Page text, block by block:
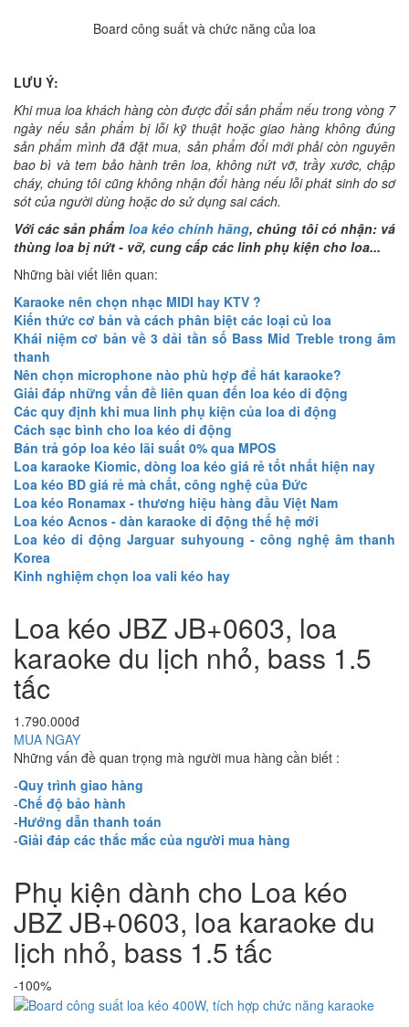
Board công suất và chức năng của loa
LƯU Ý:
Khi mua loa khách hàng còn được đổi sản phẩm nếu trong vòng 7
ngày nếu sản phẩm bị lỗi kỹ thuật hoặc giao hàng không đúng
sản phẩm mình đã đặt mua, sản phẩm đổi mới phải còn nguyên
bao bì và tem bảo hành trên loa, không nứt vỡ, trầy xước, chập
cháy, chúng tôi cũng không nhận đổi hàng nếu lỗi phát sinh do sơ
sót của người dùng hoặc do sử dụng sai cách.
Với các sản phẩm loa kéo chính hãng, chúng tôi có nhận: vá
thùng loa bị nứt - vỡ, cung cấp các linh phụ kiện cho loa...
Những bài viết liên quan:
Karaoke nên chọn nhạc MIDI hay KTV ?
Kiến thức cơ bản và cách phân biệt các loại củ loa
Khái niệm cơ bản về 3 dải tần số Bass Mid Treble trong âm
thanh
Nên chọn microphone nào phù hợp để hát karaoke?
Giải đáp những vấn đề liên quan đến loa kéo di động
Các quy định khi mua linh phụ kiện của loa di động
Cách sạc bình cho loa kéo di động
Bán trả góp loa kéo lãi suất 0% qua MPOS
Loa karaoke Kiomic, dòng loa kéo giá rẻ tốt nhất hiện nay
Loa kéo BD giá rẻ mà chất, công nghệ của Đức
Loa kéo Ronamax - thương hiệu hàng đầu Việt Nam
Loa kéo Acnos - dàn karaoke di động thế hệ mới
Loa kéo di động Jarguar suhyoung - công nghệ âm thanh
Korea
Kinh nghiệm chọn loa vali kéo hay
Loa kéo JBZ JB+0603, loa
karaoke du lịch nhỏ, bass 1.5
tấc
1.790.000đ
MUA NGAY
Những vấn đề quan trọng mà người mua hàng cần biết :
-Quy trình giao hàng
-Chế độ bảo hành
-Hướng dẫn thanh toán
-Giải đáp các thắc mắc của người mua hàng
Phụ kiện dành cho Loa kéo
JBZ JB+0603, loa karaoke du
lịch nhỏ, bass 1.5 tấc
-100%